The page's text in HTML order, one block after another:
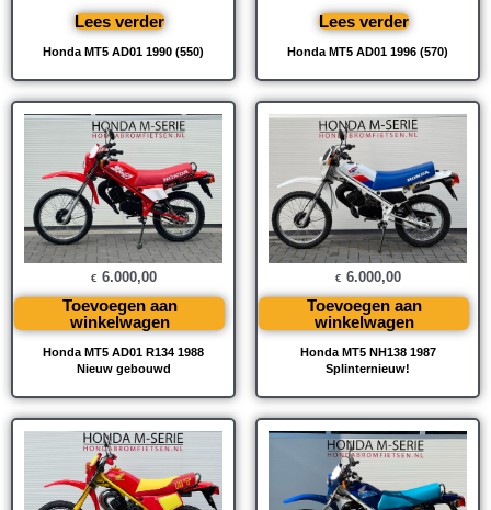
Honda MT5 AD01 1990 (550)
Lees verder
Honda MT5 AD01 1996 (570)
Lees verder
Honda MT5 AD01 R134 1988
Nieuw gebouwd
€ 6.000,00
Toevoegen aan
winkelwagen
Honda MT5 NH138 1987
Splinternieuw!
€ 6.000,00
Toevoegen aan
winkelwagen